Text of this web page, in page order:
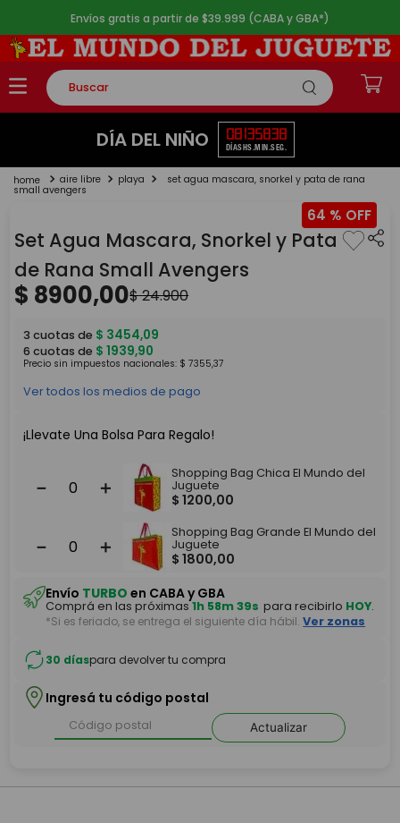
Envíos gratis a partir de $39.999 (CABA y GBA*)
Buscar
TÉRMINOS MÁS BUSCADOS
2.
lego
4.
monopatin
5. toy story
DÍA DEL NIÑO 08
DÍAS
13
HS.
58
MIN.
38
SEG.
aire libre playa set agua mascara, snorkel y pata de rana
small avengers
64 %
Set Agua Mascara, Snorkel y Pata
de Rana Small Avengers
$ 8900,00$24.900
3 cuotas de $ 3454,09
6 cuotas de $ 1939,90
Precio sin impuestos nacionales: $ 7355,37
Ver todos los medios de pago
¡Llevate Una Bolsa Para Regalo!
＋
－
Shopping Bag Chica El Mundo del
Juguete
$ 1200,00
＋
－
Shopping Bag Grande El Mundo del
Juguete
$ 1800,00
Envío TURBO en CABA y GBA
Comprá en las próximas1h 58m 39s para recibirlo HOY.
*Si es feriado, se entrega el siguiente día hábil. Ver zonas
30 díaspara devolver tu compra
Ingresá tu código postal
Actualizar